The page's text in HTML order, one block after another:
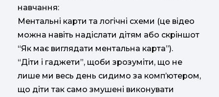
навчання:
Ментальні карти та логічні схеми (це відео
можна навіть надіслати дітям або скріншот
“Як має виглядати ментальна карта”).
“Діти і гаджети”, щоби зрозуміти, що не
лише ми весь день сидимо за комп’ютером,
що діти так само змушені виконувати